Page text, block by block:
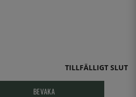
TILLFÄLLIGT SLUT
BEVAKA